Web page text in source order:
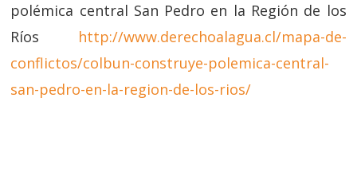
polémica central San Pedro en la Región de los
Ríos
http://www.derechoalagua.cl/mapa-de-
conflictos/colbun-construye-polemica-central-
san-pedro-en-la-region-de-los-rios/